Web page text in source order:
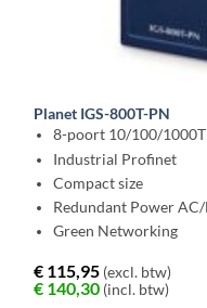
Planet IGS-800T-PN
8-poort 10/100/1000T
Industrial Profinet
Compact size
Redundant Power
Green Networking
€ 115,95 (excl. btw)
€ 140,30 (incl. btw)